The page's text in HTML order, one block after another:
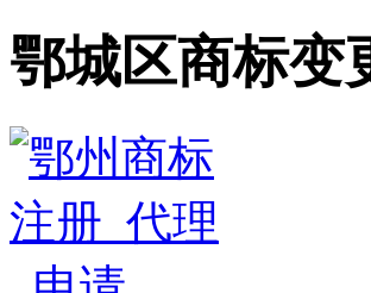
鄂城区商标变